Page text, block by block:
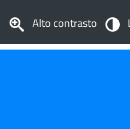
Alto contrasto